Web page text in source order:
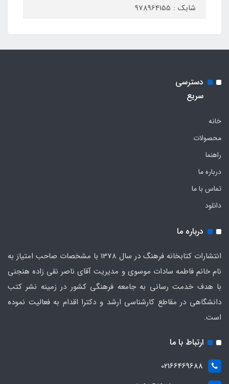
شابک : 978964155
دسترسی
سریع
خانه
محصولات
راهنما
درباره ما
تماس با ما
دانلود
درباره ما
انتشارات کتابخانه فرهنگ در سال 1378 با مشخصات صاحب امتیاز به
نام خانم فاطمه سادات موسوی و مدیریت آقای ناصر نقی زاده هنجنی
با هدف خدمت رسانی به جامعه فرهنگی کشور در زمینه نشر کتب
دانشگاهی در مقاطع کارشناسی ارشد و دکترا اقدام به فعالیت نموده
است.
ارتباط با ما
02166469688